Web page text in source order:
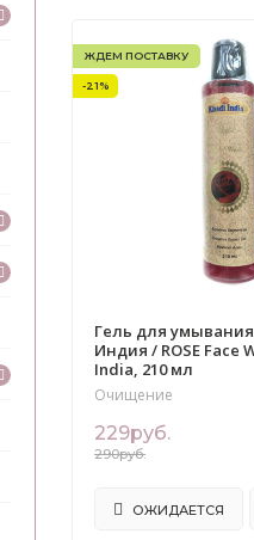
ЖДЕМ ПОСТАВКУ
-21%
Гель для
Индия / ROSE Face
India, 210 мл
Очищение
229руб.
290руб.
ОЖИДАЕТСЯ